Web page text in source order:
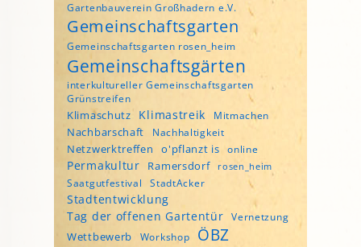
Gartenbauverein Großhadern e.V.
Gemeinschaftsgarten
Gemeinschaftsgarten rosen_heim
Gemeinschaftsgärten
interkultureller Gemeinschaftsgarten
Grünstreifen
Klimaschutz Klimastreik Mitmachen
Nachbarschaft Nachhaltigkeit
Netzwerktreffen o'pflanzt is online
Permakultur Ramersdorf rosen_heim
Saatgutfestival StadtAcker
Stadtentwicklung
Tag der offenen Gartentür
Vernetzung
Wettbewerb Workshop ÖBZ